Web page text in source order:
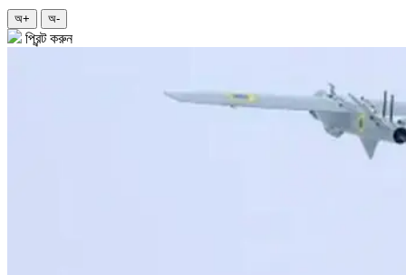
অ+ অ-
প্রিন্ট করুন